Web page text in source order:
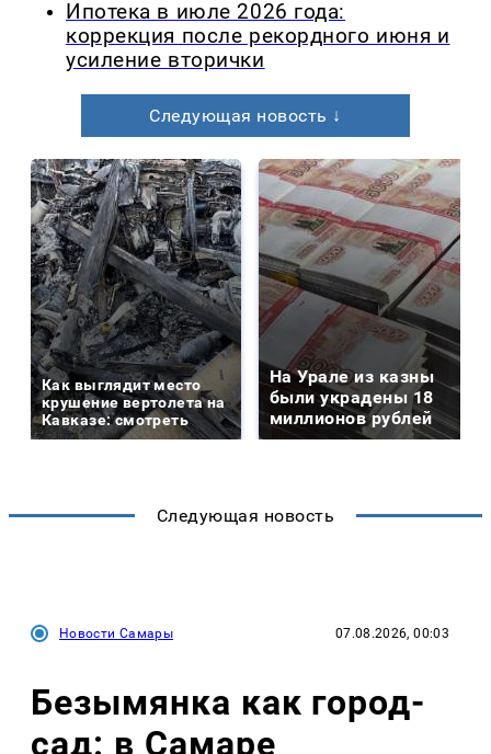
Ипотека в июле 2026 года:
коррекция после рекордного июня и
усиление вторички
Следующая новость ↓
Как выглядит место
крушение вертолета на
Кавказе: смотреть
На Урале из казны
были украдены 18
миллионов рублей
Следующая новость
Новости Самары 07.08.2026, 00:03
Безымянка как город-
сад: в Самаре